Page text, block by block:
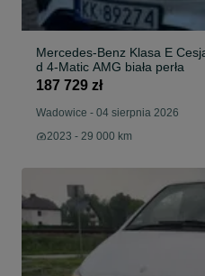
Mercedes-Benz Klasa E
d 4-Matic AMG biała perła
187 729 zł
Wadowice - 04 sierpnia 2026
2023 - 29 000 km